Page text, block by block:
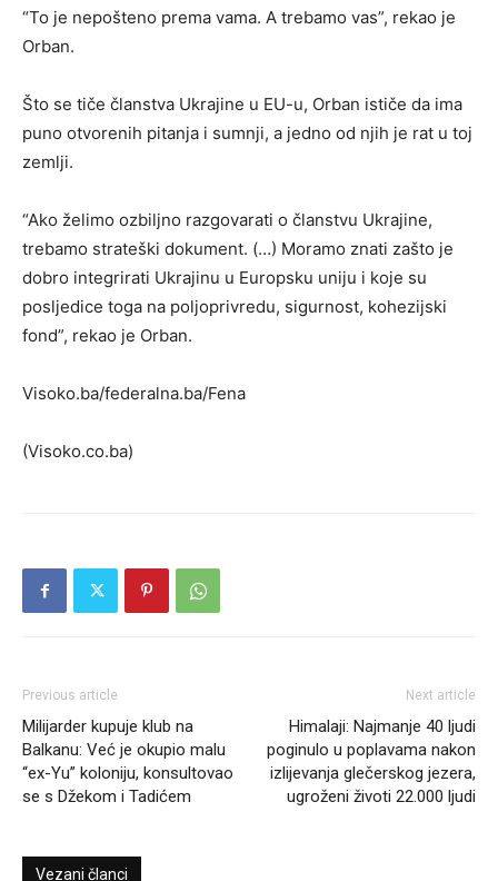
“To je nepošteno prema vama. A trebamo vas”, rekao je
Orban.
Što se tiče članstva Ukrajine u EU-u, Orban ističe da ima
puno otvorenih pitanja i sumnji, a jedno od njih je rat u toj
zemlji.
“Ako želimo ozbiljno razgovarati o članstvu Ukrajine,
trebamo strateški dokument. (…) Moramo znati zašto je
dobro integrirati Ukrajinu u Europsku uniju i koje su
posljedice toga na poljoprivredu, sigurnost, kohezijski
fond”, rekao je Orban.
Visoko.ba/federalna.ba/Fena
(Visoko.co.ba)
Previous article
Milijarder kupuje klub na
Balkanu: Već je okupio malu
“ex-Yu” koloniju, konsultovao
se s Džekom i Tadićem
Next article
Himalaji: Najmanje 40 ljudi
poginulo u poplavama nakon
izlijevanja glečerskog jezera,
ugroženi životi 22.000 ljudi
Vezani članci